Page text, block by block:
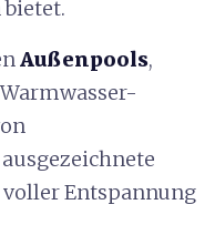
Außenpools,
voller Entspannung